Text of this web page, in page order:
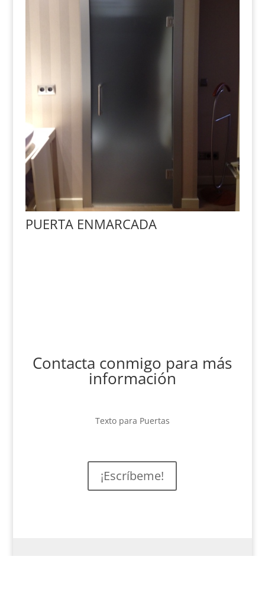
PUERTA ENMARCADA
Contacta conmigo para más
información
Texto para Puertas
¡Escríbeme!